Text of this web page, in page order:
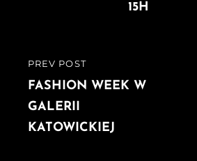
PREVIOUS
POST
PREV POST
FASHION WEEK W
GALERII
KATOWICKIEJ
15H